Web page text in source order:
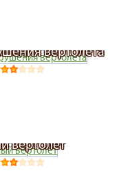
вертолета
вертолет